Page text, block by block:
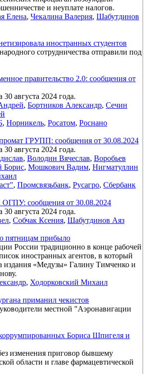
и неуплате налогов.
Елена, Чекалина Валерия, Шабутдинов
иностранных студентов
сотрудничества отправили под
правительство 2.0: сообщения от
августа 2024 года.
, Бортников Александр, Сечин
, Норникель, Росатом, Роснано
ГРУПП: сообщения от 30.08.2024
августа 2024 года.
, Володин Вячеслав, Воробьев
Борис, Мошкович Вадим, Нигматуллин
, Промсвязьбанк, Русагро, Сбербанк
ОГПУ: сообщения от 30.08.2024
августа 2024 года.
, Собчак Ксения, Шабутдинов Аяз
пятницам прибыло
России традиционно в конце рабочей
иностранных агентов, в который
издания «Медузы» Галину Тимченко и
, Ходорковский Михаил
приманил чекистов
местной "Аэронавигации
Бориса Шпигеля и
изменения приговор бывшему
области и главе фармацевтической